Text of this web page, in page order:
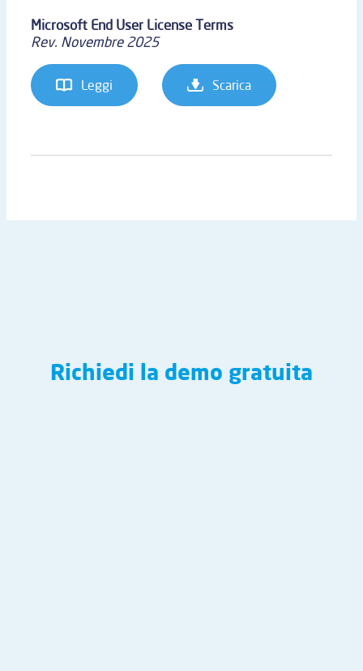
Microsoft End User License Terms
Rev. Novembre 2025
Leggi Scarica
Richiedi la demo gratuita